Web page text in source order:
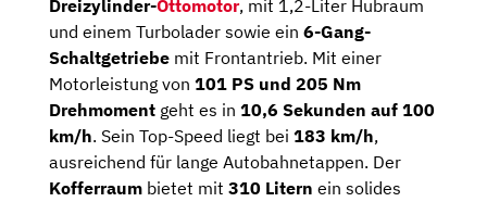
Dreizylinder-Ottomotor, mit 1,2-Liter Hubraum
und einem Turbolader sowie ein 6-Gang-
Schaltgetriebe mit Frontantrieb. Mit einer
Motorleistung von 101 PS und 205 Nm
Drehmoment geht es in 10,6 Sekunden auf 100
km/h. Sein Top-Speed liegt bei 183 km/h,
ausreichend für lange Autobahnetappen. Der
Kofferraum bietet mit 310 Litern ein solides